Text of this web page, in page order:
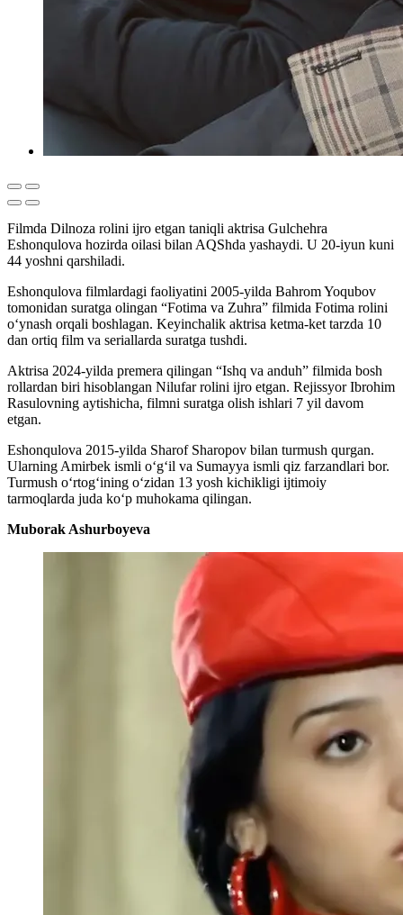
Filmda Dilnoza rolini ijro etgan taniqli aktrisa Gulchehra
Eshonqulova hozirda oilasi bilan AQShda yashaydi. U 20-iyun kuni
44 yoshni qarshiladi.
Eshonqulova filmlardagi faoliyatini 2005-yilda Bahrom Yoqubov
tomonidan suratga olingan “Fotima va Zuhra” filmida Fotima rolini
o‘ynash orqali boshlagan. Keyinchalik aktrisa ketma-ket tarzda 10
dan ortiq film va seriallarda suratga tushdi.
Aktrisa 2024-yilda premera qilingan “Ishq va anduh” filmida bosh
rollardan biri hisoblangan Nilufar rolini ijro etgan. Rejissyor Ibrohim
Rasulovning aytishicha, filmni suratga olish ishlari 7 yil davom
etgan.
Eshonqulova 2015-yilda Sharof Sharopov bilan turmush qurgan.
Ularning Amirbek ismli o‘g‘il va Sumayya ismli qiz farzandlari bor.
Turmush o‘rtog‘ining o‘zidan 13 yosh kichikligi ijtimoiy
tarmoqlarda juda ko‘p muhokama qilingan.
Muborak Ashurboyeva